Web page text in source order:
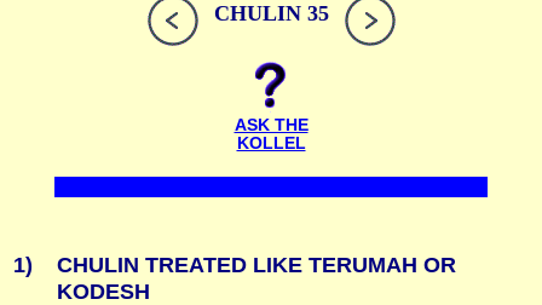
CHULIN 35
ASK THE
KOLLEL
1)
CHULIN TREATED LIKE TERUMAH OR
KODESH